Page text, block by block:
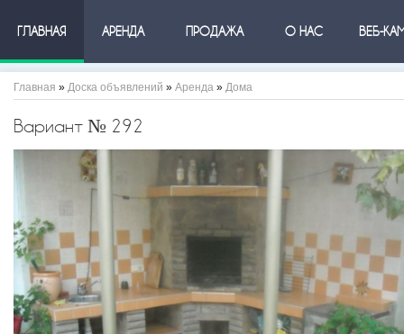
ГЛАВНАЯ АРЕНДА ПРОДАЖА О НАС ВЕБ-
Главная » Доска объявлений » Аренда » Дома
Вариант № 292